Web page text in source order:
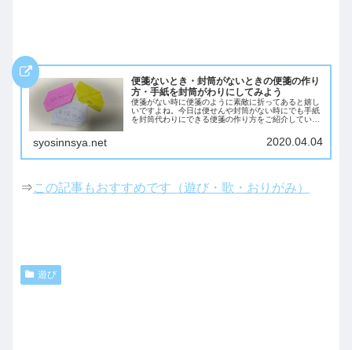
便箋ないとき・封筒がないときの便箋の作り
方・手紙を封筒がわりにしてみよう
便箋がない時に便箋のように素敵に折ってあると嬉し
いですよね。今日は便せんや封筒がない時にでも手紙
を封筒代わりにできる便箋の作り方をご紹介していま
syosinnsya.net 2020.04.04
⇒この記事もおすすめです（遊び・歌・おりがみ）
遊び